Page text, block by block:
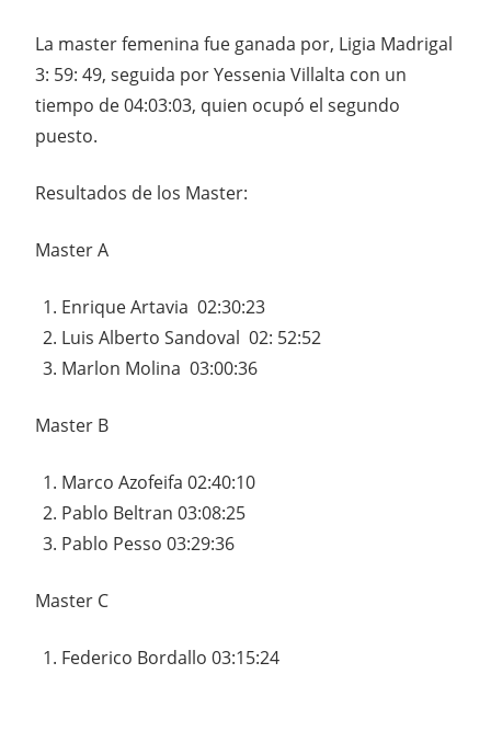
La master femenina fue ganada por, Ligia Madrigal
3: 59: 49, seguida por Yessenia Villalta con un
tiempo de 04:03:03, quien ocupó el segundo
puesto.
Resultados de los Master:
Master A
Enrique Artavia 02:30:23
Luis Alberto Sandoval 02: 52:52
Marlon Molina 03:00:36
Master B
Marco Azofeifa 02:40:10
Pablo Beltran 03:08:25
Pablo Pesso 03:29:36
Master C
Federico Bordallo 03:15:24